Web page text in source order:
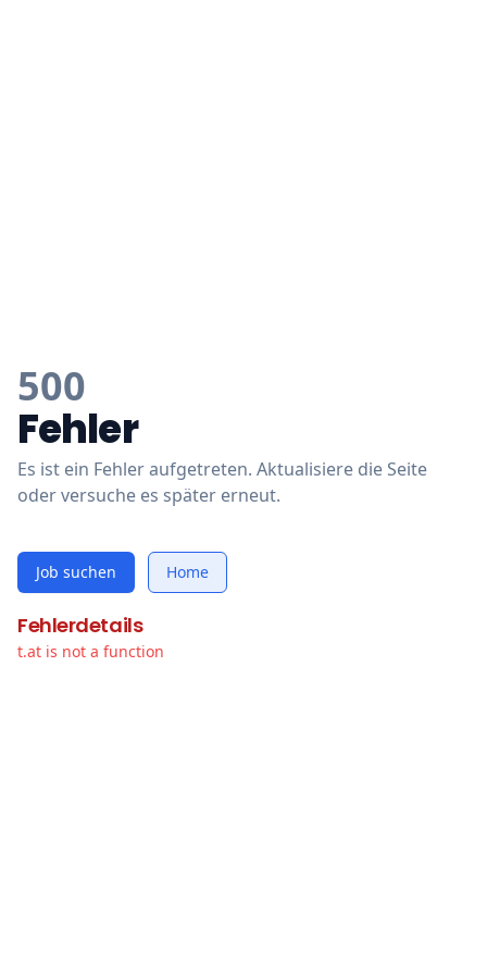
500
Fehler
Es ist ein Fehler aufgetreten. Aktualisiere die Seite
oder versuche es später erneut.
Job suchen Home
Fehlerdetails
t.at is not a function